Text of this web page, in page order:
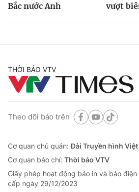
Bắc nước Anh
vượt
THỜI BÁO VTV
Theo dõi báo trên
Cơ quan chủ quản:Đài Truyền hình Việt
Cơ quan báo chí: Thời báo VTV
Giấy phép hoạt động báo in và báo
cấp ngày 29/12/2023